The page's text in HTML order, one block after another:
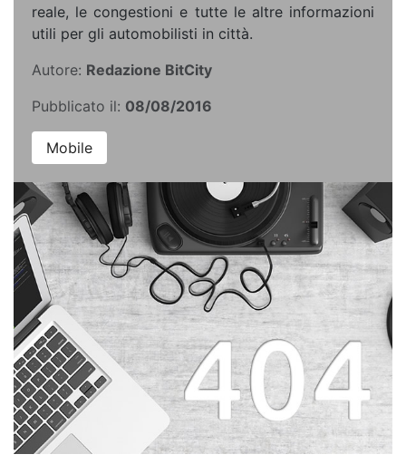
reale, le congestioni e tutte le altre informazioni
utili per gli automobilisti in città.
Autore: Redazione BitCity
Pubblicato il: 08/08/2016
Mobile